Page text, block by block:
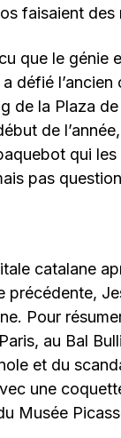
faisaient des
que le génie
défié
de la Plaza
de
qui
pas
catalane
précédente,
Pour
au Bal
et du
une
Musée